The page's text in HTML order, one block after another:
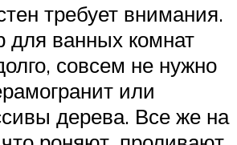
требует внимания.
для ванных комнат
совсем не нужно
или
дерева. Все же на